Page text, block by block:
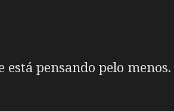
pensando pelo